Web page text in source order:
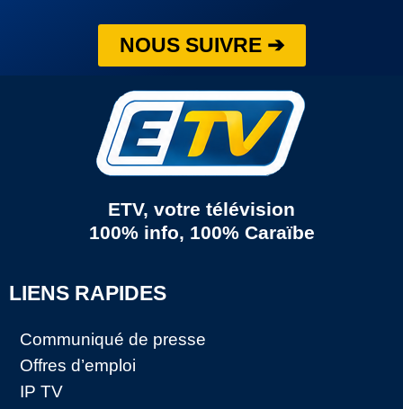
NOUS SUIVRE ➔
ETV, votre télévision
100% info, 100% Caraïbe
LIENS RAPIDES
Communiqué de presse
Offres d’emploi
IP TV